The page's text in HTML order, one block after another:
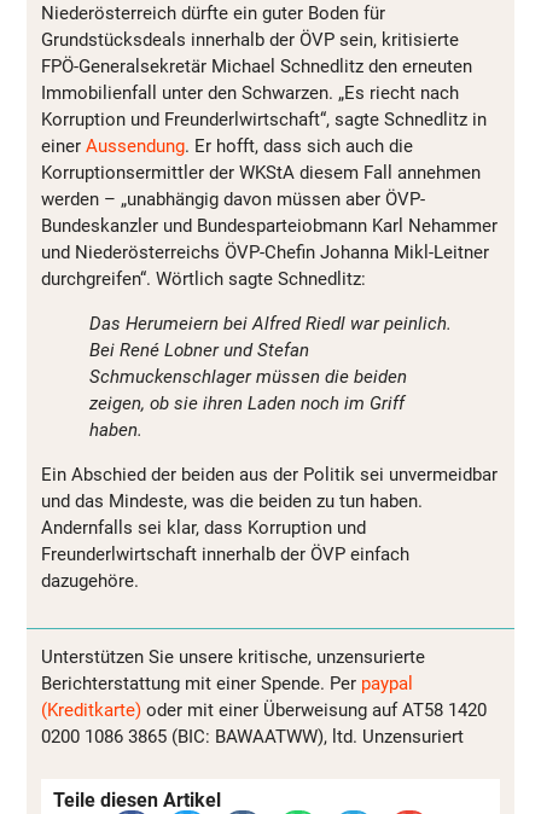
Niederösterreich dürfte ein guter Boden für
Grundstücksdeals innerhalb der ÖVP sein, kritisierte
FPÖ-Generalsekretär Michael Schnedlitz den erneuten
Immobilienfall unter den Schwarzen. „Es riecht nach
Korruption und Freunderlwirtschaft“, sagte Schnedlitz in
einer Aussendung. Er hofft, dass sich auch die
Korruptionsermittler der WKStA diesem Fall annehmen
werden – „unabhängig davon müssen aber ÖVP-
Bundeskanzler und Bundesparteiobmann Karl Nehammer
und Niederösterreichs ÖVP-Chefin Johanna Mikl-Leitner
durchgreifen“. Wörtlich sagte Schnedlitz:
Das Herumeiern bei Alfred Riedl war peinlich.
Bei René Lobner und Stefan
Schmuckenschlager müssen die beiden
zeigen, ob sie ihren Laden noch im Griff
haben.
Ein Abschied der beiden aus der Politik sei unvermeidbar
und das Mindeste, was die beiden zu tun haben.
Andernfalls sei klar, dass Korruption und
Freunderlwirtschaft innerhalb der ÖVP einfach
dazugehöre.
Unterstützen Sie unsere kritische, unzensurierte
Berichterstattung mit einer Spende. Per paypal
(Kreditkarte) oder mit einer Überweisung auf AT58 1420
0200 1086 3865 (BIC: BAWAATWW), ltd. Unzensuriert
Teile diesen Artikel